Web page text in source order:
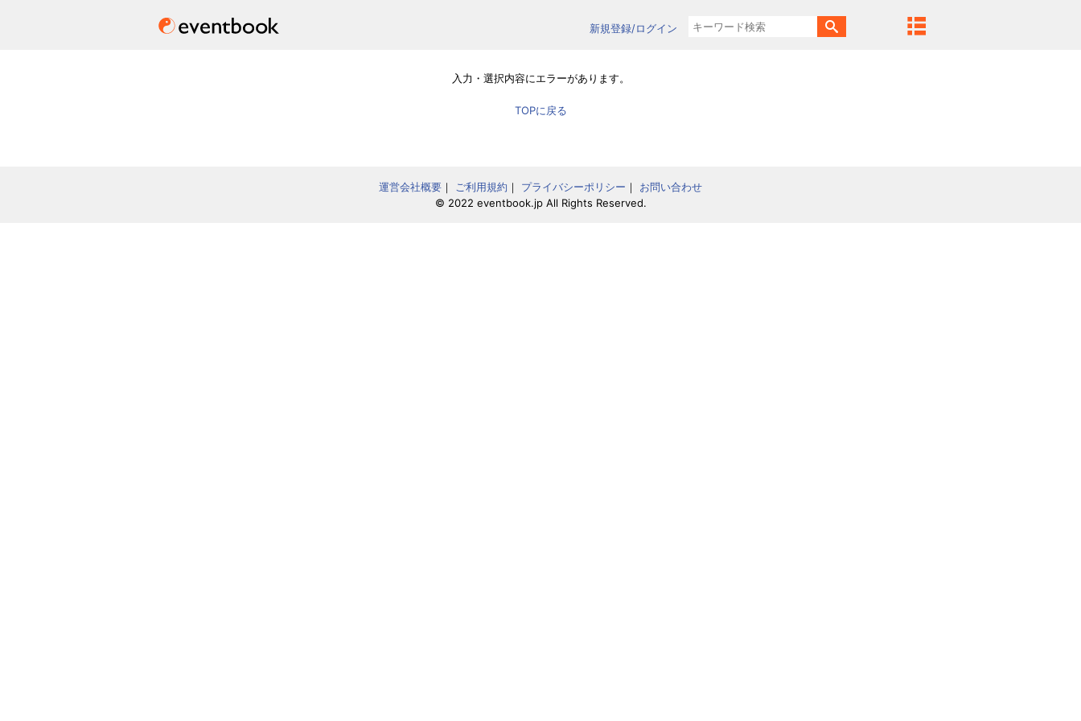
新規登録/ログイン
入力・選択内容にエラーがあります。
TOPに戻る
運営会社概要 ｜ ご利用規約 ｜ プライバシーポリシー ｜ お問い合わせ
© 2022 eventbook.jp All Rights Reserved.